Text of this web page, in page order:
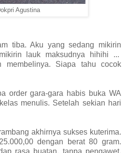
Agustina
tiba. Aku yang sedang mikirin
lauk maksudnya hihihi ...
membelinya. Siapa tahu cocok
order gara-gara habis buka WA
menulis. Setelah sekian hari
akhirnya sukses kuterima.
dengan berat 80 gram.
rasa buatan, tanpa pengawet,